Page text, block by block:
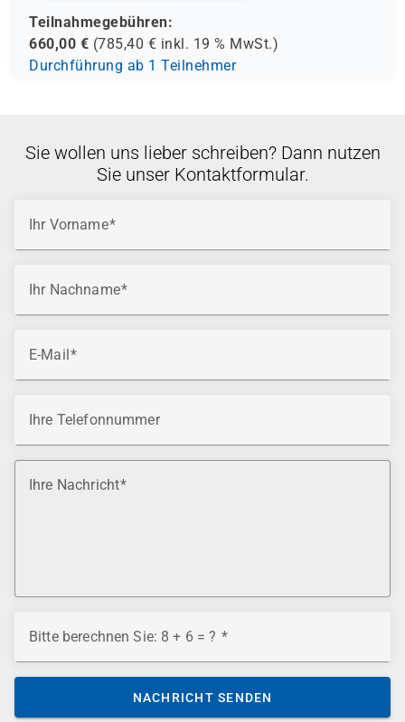
Teilnahmegebühren:
660,00 € (785,40 € inkl. 19 % MwSt.)
Durchführung ab 1 Teilnehmer
Sie wollen uns lieber schreiben? Dann nutzen
Sie unser Kontaktformular.
Ihr Vorname
Ihr Nachname
E-Mail
Ihre Telefonnummer
Ihre Nachricht
Bitte berechnen Sie: 8 + 6 = ?
NACHRICHT SENDEN